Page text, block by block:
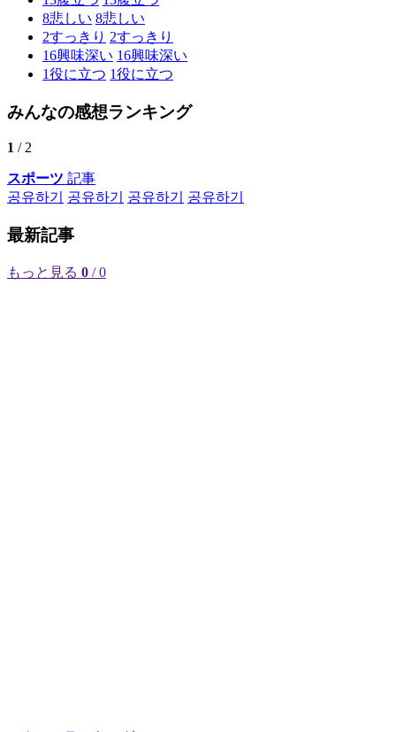
8悲しい 8悲しい
2すっきり 2すっきり
16興味深い 16興味深い
1役に立つ 1役に立つ
みんなの感想ランキング
1 / 2
スポーツ 記事
공유하기
공유하기 공유하기 공유하기
最新記事
もっと見る 0 / 0